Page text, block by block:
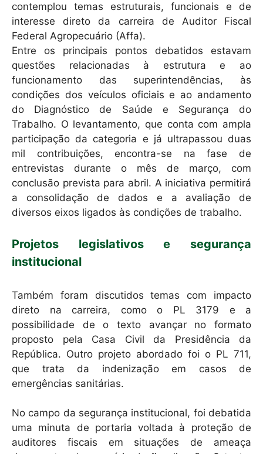
contemplou temas estruturais, funcionais e de
interesse direto da carreira de Auditor Fiscal
Federal Agropecuário (Affa).
Entre os principais pontos debatidos estavam
questões relacionadas à estrutura e ao
funcionamento das superintendências, às
condições dos veículos oficiais e ao andamento
do Diagnóstico de Saúde e Segurança do
Trabalho. O levantamento, que conta com ampla
participação da categoria e já ultrapassou duas
mil contribuições, encontra-se na fase de
entrevistas durante o mês de março, com
conclusão prevista para abril. A iniciativa permitirá
a consolidação de dados e a avaliação de
diversos eixos ligados às condições de trabalho.
Projetos legislativos e segurança
institucional
Também foram discutidos temas com impacto
direto na carreira, como o PL 3179 e a
possibilidade de o texto avançar no formato
proposto pela Casa Civil da Presidência da
República. Outro projeto abordado foi o PL 711,
que trata da indenização em casos de
emergências sanitárias.
No campo da segurança institucional, foi debatida
uma minuta de portaria voltada à proteção de
auditores fiscais em situações de ameaça